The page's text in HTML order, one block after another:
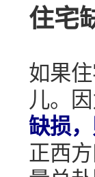
住宅
如果
儿。
缺损
正西